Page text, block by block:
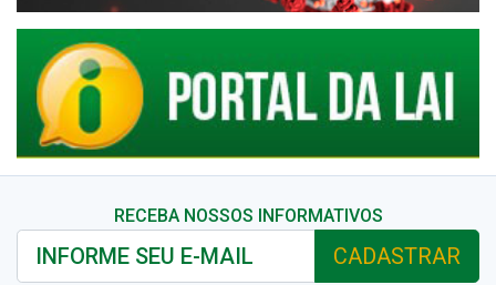
RECEBA NOSSOS INFORMATIVOS
CADASTRAR